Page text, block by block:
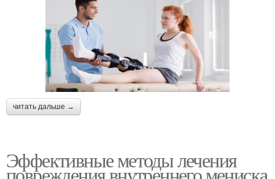
читать дальше →
Эффективные методы лечения